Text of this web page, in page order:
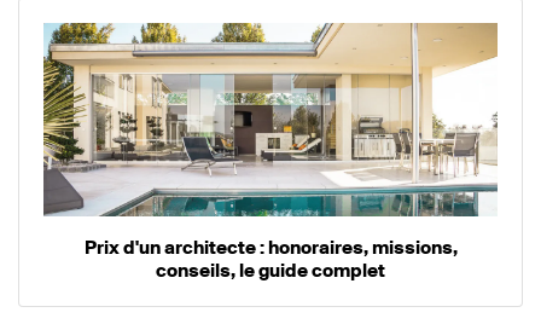
Prix d'un architecte : honoraires, missions,
conseils, le guide complet